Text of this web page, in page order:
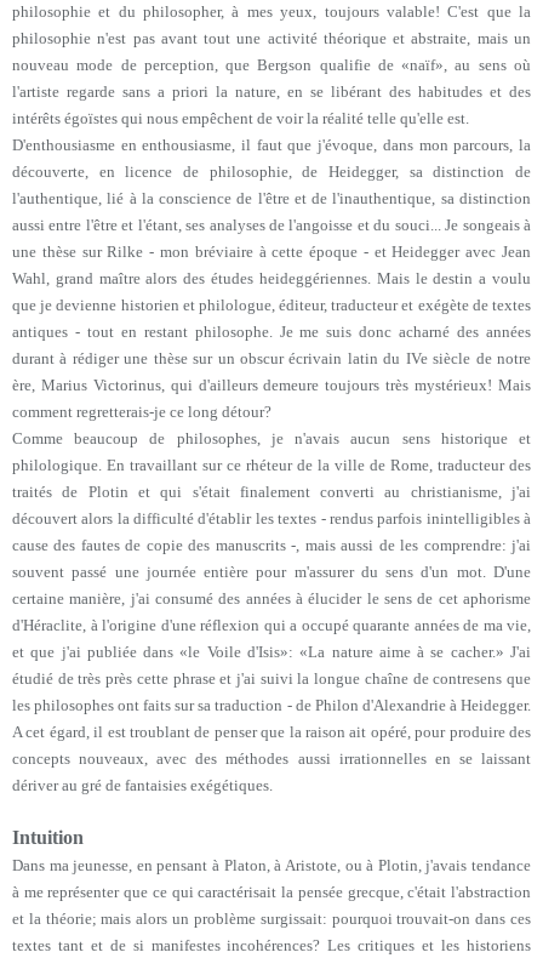
philosophie et du philosopher, à mes yeux, toujours valable! C'est que la
philosophie n'est pas avant tout une activité théorique et abstraite, mais un
nouveau mode de perception, que Bergson qualifie de «naïf», au sens où
l'artiste regarde sans a priori la nature, en se libérant des habitudes et des
intérêts égoïstes qui nous empêchent de voir la réalité telle qu'elle est.
D'enthousiasme en enthousiasme, il faut que j'évoque, dans mon parcours, la
découverte, en licence de philosophie, de Heidegger, sa distinction de
l'authentique, lié à la conscience de l'être et de l'inauthentique, sa distinction
aussi entre l'être et l'étant, ses analyses de l'angoisse et du souci... Je songeais à
une thèse sur Rilke - mon bréviaire à cette époque - et Heidegger avec Jean
Wahl, grand maître alors des études heideggériennes. Mais le destin a voulu
que je devienne historien et philologue, éditeur, traducteur et exégète de textes
antiques - tout en restant philosophe. Je me suis donc acharné des années
durant à rédiger une thèse sur un obscur écrivain latin du IVe siècle de notre
ère, Marius Victorinus, qui d'ailleurs demeure toujours très mystérieux! Mais
comment regretterais-je ce long détour?
Comme beaucoup de philosophes, je n'avais aucun sens historique et
philologique. En travaillant sur ce rhéteur de la ville de Rome, traducteur des
traités de Plotin et qui s'était finalement converti au christianisme, j'ai
découvert alors la difficulté d'établir les textes - rendus parfois inintelligibles à
cause des fautes de copie des manuscrits -, mais aussi de les comprendre: j'ai
souvent passé une journée entière pour m'assurer du sens d'un mot. D'une
certaine manière, j'ai consumé des années à élucider le sens de cet aphorisme
d'Héraclite, à l'origine d'une réflexion qui a occupé quarante années de ma vie,
et que j'ai publiée dans «le Voile d'Isis»: «La nature aime à se cacher.» J'ai
étudié de très près cette phrase et j'ai suivi la longue chaîne de contresens que
les philosophes ont faits sur sa traduction - de Philon d'Alexandrie à Heidegger.
A cet égard, il est troublant de penser que la raison ait opéré, pour produire des
concepts nouveaux, avec des méthodes aussi irrationnelles en se laissant
dériver au gré de fantaisies exégétiques.
Intuition
Dans ma jeunesse, en pensant à Platon, à Aristote, ou à Plotin, j'avais tendance
à me représenter que ce qui caractérisait la pensée grecque, c'était l'abstraction
et la théorie; mais alors un problème surgissait: pourquoi trouvait-on dans ces
textes tant et de si manifestes incohérences? Les critiques et les historiens